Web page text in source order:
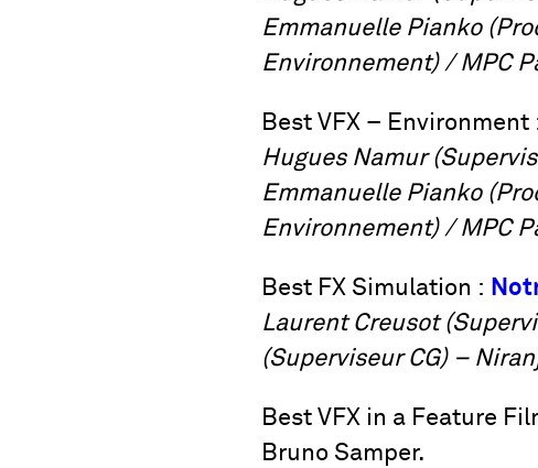
Emmanuelle Pianko
Environnement) / MPC
Best VFX – Environment
Hugues Namur
Emmanuelle Pianko
Environnement) / MPC
Best FX Simulation :
Laurent Creusot
(Superviseur CG) –
Best VFX in a Feature
Bruno Samper.